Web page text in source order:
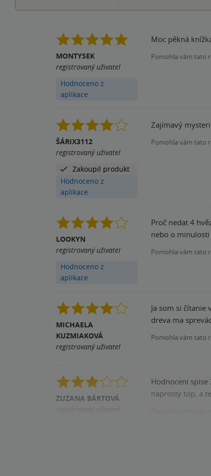
MONTYSEK
registrovaný uživatel
Hodnoceno z
aplikace
Moc pěkná
Pomohla vám tato
ŠÁRIX3112
registrovaný uživatel
Zakoupil produkt
Hodnoceno z
aplikace
Zajímavý
Pomohla vám tato
LOOKYN
registrovaný uživatel
Hodnoceno z
aplikace
Proč nedat 4 hvězdy? Knížka příjemně
nebo o
Pomohla vám tato
MICHAELA
KUZMIAKOVÁ
registrovaný uživatel
Ja som si
dreva ma
Pomohla vám tato
ZUZANA BÁRTOVÁ
Hodnoceni spise
naprosty top, a